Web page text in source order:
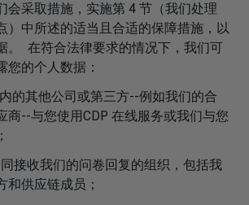
会采取措施，实施第 4 节（我们处理
）中所述的适当且合适的保障措施，以
。 在符合法律要求的情况下，我们可
您的个人数据：
的其他公司或第三方--例如我们的合
商--与您使用CDP 在线服务或我们与您
接收我们的问卷回复的组织，包括我
和供应链成员；